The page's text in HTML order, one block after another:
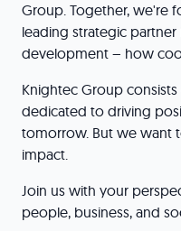
Group. Together, we're
leading strategic
development – how
Knightec Group
dedicated to driving
tomorrow. But we want
impact.
Join us with your
people, business, and